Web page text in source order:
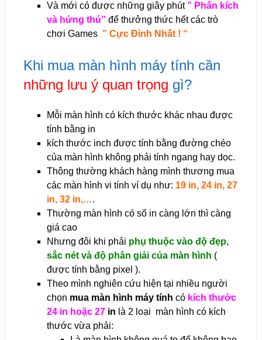
Và mới có được những giây phút ” Phấn kích
và hứng thú” để thưởng thức hết các trò
chơi Games ” Cực Đỉnh Nhất ! “
Khi mua màn hình máy tính cần
những lưu ý quan trọng gì?
Mỗi màn hình có kích thước khác nhau được
tính bằng in
kích thước inch được tính bằng đường chéo
của màn hình không phải tính ngang hay dọc.
Thông thường khách hàng mình thương mua
các màn hình vi tính ví dụ như: 19 in, 24 in, 27
in, 32 in,….
Thường màn hình có số in càng lớn thì càng
giá cao
Nhưng đôi khi phải phụ thuộc vào độ đẹp,
sắc nét và độ phân giải của màn hình (
được tính bằng pixel ).
Theo mình nghiên cứu hiện tại nhiều người
chọn mua màn hình máy tính có kích thước
24 in hoặc 27in là 2 loại màn hình có kích
thước vừa phải: